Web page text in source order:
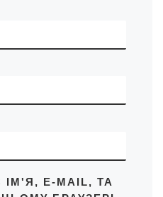
E-MAIL, ТА